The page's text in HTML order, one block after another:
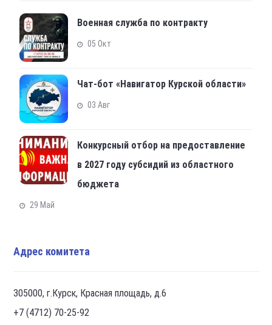
Военная служба по контракту
05 Окт
Чат-бот «Навигатор Курской области»
03 Авг
Конкурсный отбор на предоставление
в 2027 году субсидий из областного
бюджета
29 Май
Адрес комитета
305000, г.Курск, Красная площадь, д.6
+7 (4712) 70-25-92